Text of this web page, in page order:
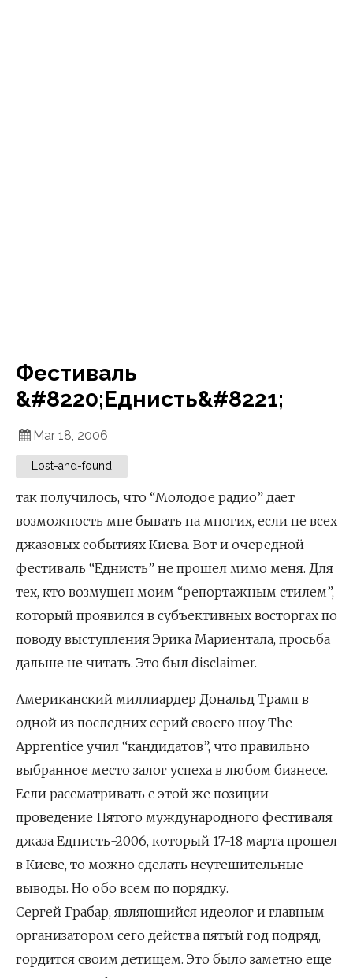
Фестиваль
&#8220;Еднисть&#8221;
Mar 18, 2006
Lost-and-found
так получилось, что “Молодое радио” дает
возможность мне бывать на многих, если не всех
джазовых событиях Киева. Вот и очередной
фестиваль “Еднисть” не прошел мимо меня. Для
тех, кто возмущен моим “репортажным стилем”,
который проявился в субъективных восторгах по
поводу выступления Эрика Мариентала, просьба
дальше не читать. Это был disclaimer.
Американский миллиардер Дональд Трамп в
одной из последних серий своего шоу The
Apprentice учил “кандидатов”, что правильно
выбранное место залог успеха в любом бизнесе.
Если рассматривать с этой же позиции
проведение Пятого муждународного фестиваля
джаза Еднисть-2006, который 17-18 марта прошел
в Киеве, то можно сделать неутешительные
выводы. Но обо всем по порядку.
Сергей Грабар, являющийся идеолог и главным
организатором сего действа пятый год подряд,
гордится своим детищем. Это было заметно еще